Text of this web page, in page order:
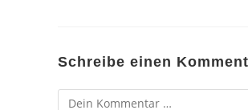
Schreibe einen
Kommentar